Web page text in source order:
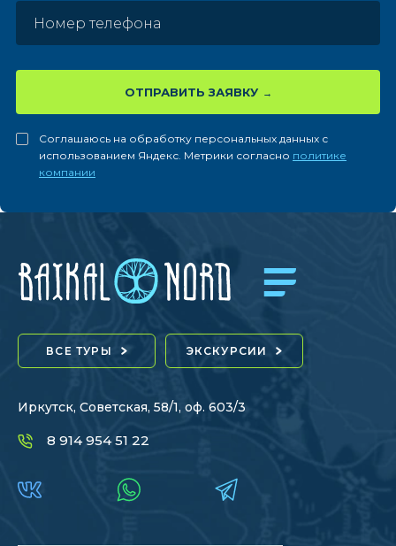
ОТПРАВИТЬ ЗАЯВКУ
Соглашаюсь на обработку персональных данных с
использованием Яндекс. Метрики согласно политике
компании
ВСЕ ТУРЫ ЭКСКУРСИИ
Иркутск, Советская, 58/1, оф. 603/3
8 914 954 51 22